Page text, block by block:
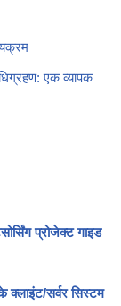
एक व्यापक
प्रोजेक्ट गाइड
सर्वर सिस्टम